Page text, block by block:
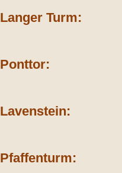
Langer Turm:
Ponttor:
Lavenstein:
Pfaffenturm: